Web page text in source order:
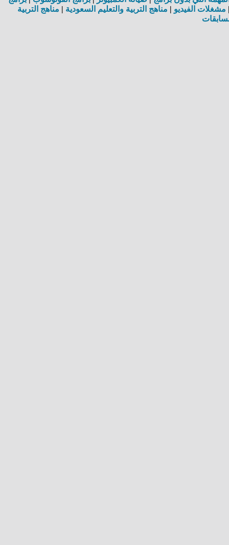
مشغلات الفيديو | مناهج التربية والتعليم السعودية | مناهج التربية